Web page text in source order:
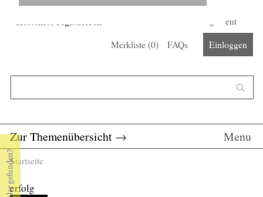
Kostenlos registrieren
Corona-Management
Merkliste (0) FAQs Einloggen
Zur Themenübersicht → Menu
Sie sind hier
Startseite
erfolg